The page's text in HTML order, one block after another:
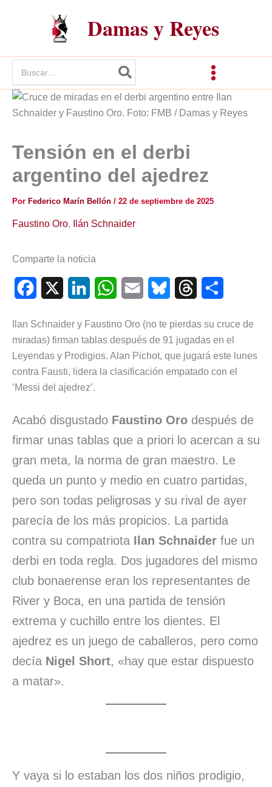
Damas y Reyes
por:
Tensión en el derbi
argentino del ajedrez
Por Federico Marín Bellón / 22 de septiembre de 2025
Faustino Oro, Ilán Schnaider
Comparte la noticia
e
b
o
k
k
e
I
n
W
t
s
p
p
a
i
l
u
e
s
y
e
a
s
p
a
t
i
r
Ilan Schnaider y Faustino Oro (no te pierdas su cruce de
miradas) firman tablas después de 91 jugadas en el
Leyendas y Prodigios. Alan Pichot, que jugará este lunes
contra Fausti, lidera la clasificación empatado con el
‘Messi del ajedrez’.
Acabó disgustado Faustino Oro después de
firmar unas tablas que a priori lo acercan a su
gran meta, la norma de gran maestro. Le
queda un punto y medio en cuatro partidas,
pero son todas peligrosas y su rival de ayer
parecía de los más propicios. La partida
contra su compatriota Ilan Schnaider fue un
derbi en toda regla. Dos jugadores del mismo
club bonaerense eran los representantes de
River y Boca, en una partida de tensión
extrema y cuchillo entre los dientes. El
ajedrez es un juego de caballeros, pero como
decía Nigel Short, «hay que estar dispuesto
a matar».
Y vaya si lo estaban los dos niños prodigio,